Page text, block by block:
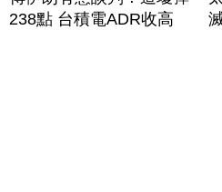
238點 台積電ADR收高